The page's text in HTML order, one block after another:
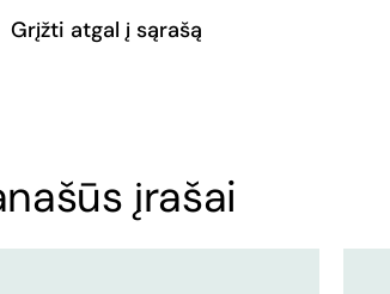
Grįžti atgal į sąrašą
įrašai